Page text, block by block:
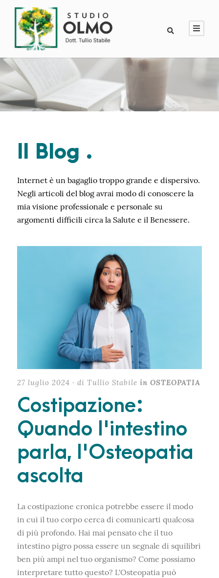
Il Blog .
Internet è un bagaglio troppo grande e dispersivo.
Negli articoli del blog avrai modo di conoscere la
mia visione professionale e personale su
argomenti difficili circa la Salute e il Benessere.
27 luglio 2024 · di Tullio Stabile in OSTEOPATIA
Costipazione:
Quando l'intestino
parla, l'Osteopatia
ascolta
La costipazione cronica potrebbe essere il modo
in cui il tuo corpo cerca di comunicarti qualcosa
di più profondo. Hai mai pensato che il tuo
intestino pigro possa essere un segnale di squilibri
ben più ampi nel tuo organismo? Come possiamo
interpretare tutto questo? L'Osteopatia può